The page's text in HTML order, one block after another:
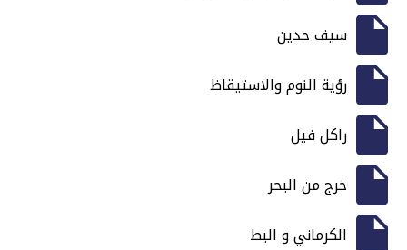
سيف حدين
رؤية النوم والاستيقاظ
راكل فيل
خرج من البحر
الكرماني و البط